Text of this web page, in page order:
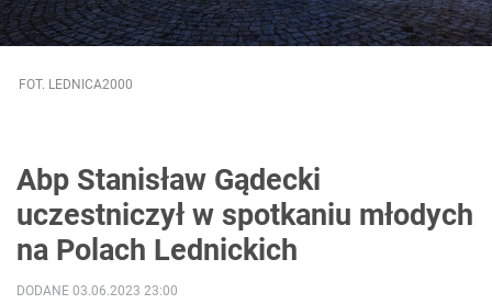
FOT. LEDNICA2000
Abp Stanisław Gądecki
uczestniczył w spotkaniu młodych
na Polach Lednickich
DODANE 03.06.2023 23:00